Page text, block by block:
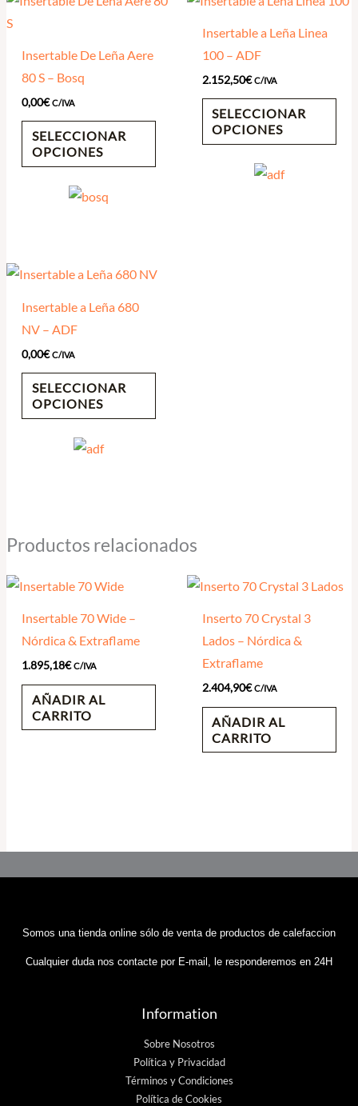
Insertable De Leña Aere
80 S – Bosq
0,00€ C/IVA
SELECCIONAR
OPCIONES
Insertable a Leña Linea
100 – ADF
2.152,50€ C/IVA
SELECCIONAR
OPCIONES
Insertable a Leña 680
NV – ADF
0,00€ C/IVA
SELECCIONAR
OPCIONES
Productos relacionados
Insertable 70 Wide –
Nórdica & Extraflame
1.895,18€ C/IVA
AÑADIR AL
CARRITO
Inserto 70 Crystal 3
Lados – Nórdica &
Extraflame
2.404,90€ C/IVA
AÑADIR AL
CARRITO
Somos una tienda online sólo de venta de productos de calefaccion
Cualquier duda nos contacte por E-mail, le responderemos en 24H
Information
Sobre Nosotros
Política y Privacidad
Términos y Condiciones
Política de Cookies